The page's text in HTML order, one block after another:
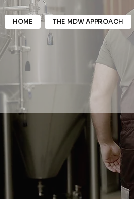
HOME THE MDW APPROACH